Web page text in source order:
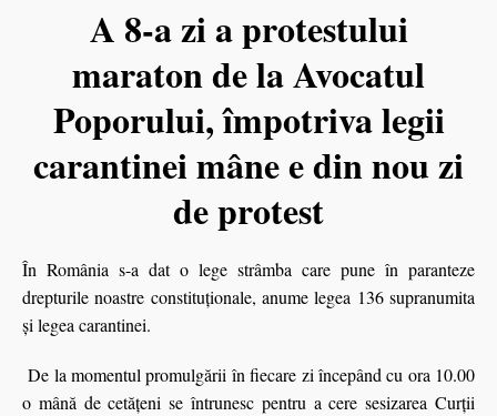
A 8-a zi a protestului
maraton de la Avocatul
Poporului, împotriva legii
carantinei mâne e din nou zi
de protest
În România s-a dat o lege strâmba care pune în paranteze
drepturile noastre constituţionale, anume legea 136 supranumita
şi legea carantinei.
De la momentul promulgării în fiecare zi începând cu ora 10.00
o mână de cetăţeni se întrunesc pentru a cere sesizarea Curţii